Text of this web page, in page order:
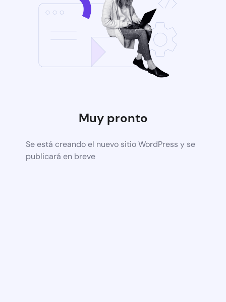
Muy pronto
Se está creando el nuevo sitio WordPress y se
publicará en breve